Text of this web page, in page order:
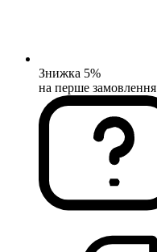
Знижка 5%
на перше замовлення